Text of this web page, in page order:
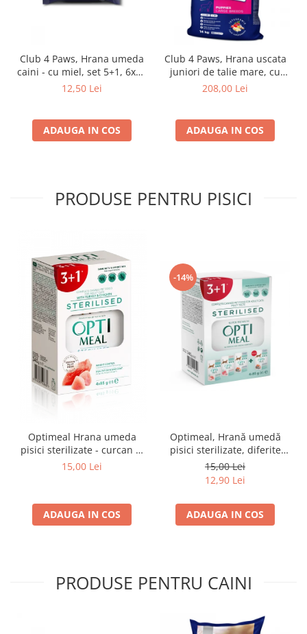
Club 4 Paws, Hrana umeda
caini - cu miel, set 5+1, 6x80
g
12,50 Lei
ADAUGA IN COS
Club 4 Paws, Hrana uscata
juniori de talie mare, cu
pui, 14kg
208,00 Lei
ADAUGA IN COS
PRODUSE PENTRU PISICI
Optimeal Hrana umeda
pisici sterilizate - curcan si
pui in sos, set 3+1,
15,00 Lei
ADAUGA IN COS
-14%
Optimeal, Hrană umedă
pisici sterilizate, diferite
arome, (3+1), 0.34kg
15,00 Lei
12,90 Lei
ADAUGA IN COS
PRODUSE PENTRU CAINI